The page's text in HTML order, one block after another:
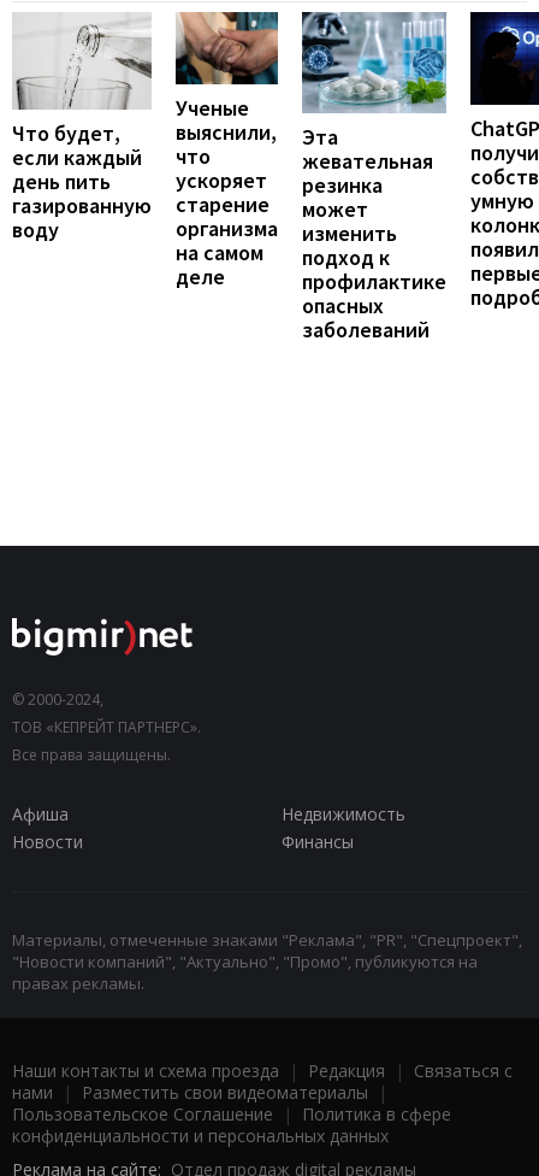
Что будет,
если каждый
день пить
газированную
воду
Ученые
выяснили,
что
ускоряет
старение
организма
на самом
деле
Эта
жевательная
резинка
может
изменить
подход к
профилактике
опасных
заболеваний
умную
© 2000-2024,
ТОВ «КЕПРЕЙТ ПАРТНЕРС».
Все права защищены.
Афиша
Недвижимость
Новости
Финансы
Материалы, отмеченные знаками "Реклама", "PR", "Спецпроект",
"Новости компаний", "Актуально", "Промо", публикуются на
правах рекламы.
Наши контакты и схема проезда | Редакция | Связаться с
нами | Разместить свои видеоматериалы |
Пользовательское Соглашение |
Политика в сфере
конфиденциальности и персональных данных
Реклама на сайте: Отдел продаж digital рекламы